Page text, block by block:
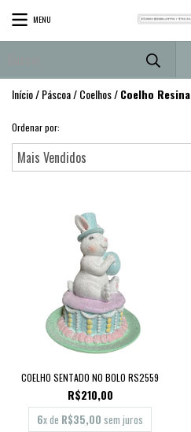
MENU
Início/Páscoa/Coelhos/Coelho Resina
Ordenar por:
COELHO SENTADO NO BOLO RS2559
R$210,00
6x de R$35,00 sem juros